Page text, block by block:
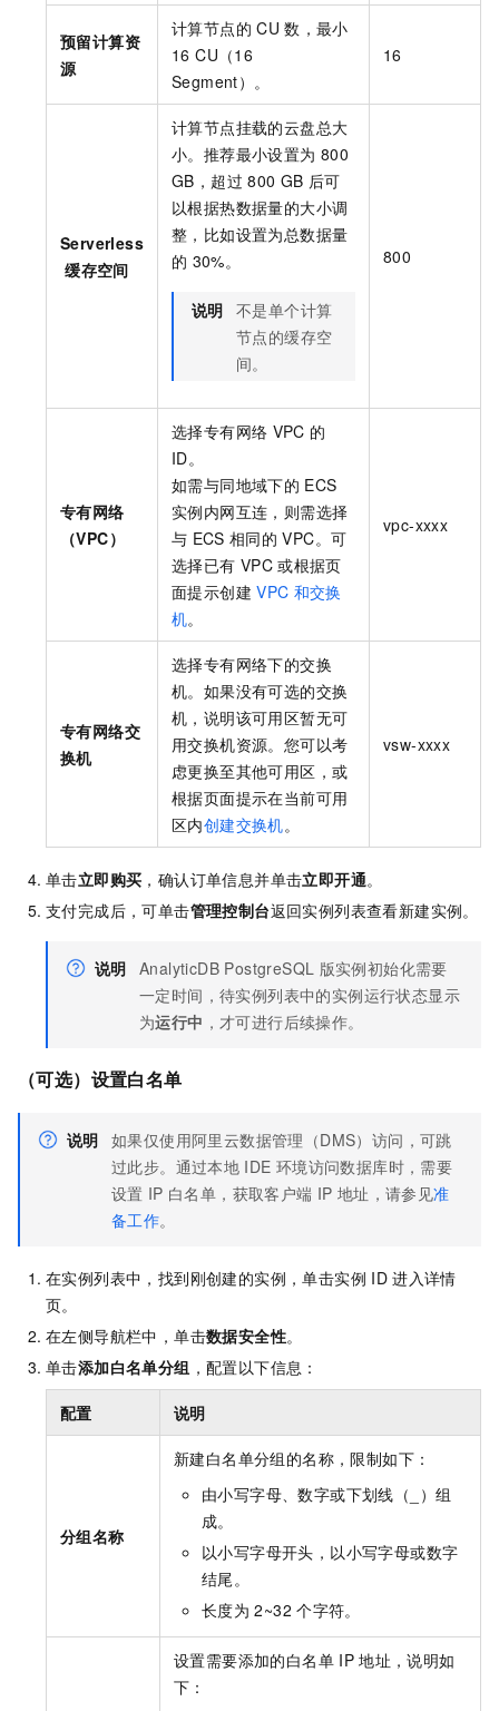
预留计算资
源
计算节点的 CU 数，最小
16 CU（16
Segment）。
16
Serverless
缓存空间
计算节点挂载的云盘总大
小。推荐最小设置为 800
GB，超过 800 GB 后可
以根据热数据量的大小调
整，比如设置为总数据量
的 30%。
说明 不是单个计算
节点的缓存空
间。
800
专有网络
（VPC）
选择专有网络 VPC 的
ID。
如需与同地域下的 ECS
实例内网互连，则需选择
与 ECS 相同的 VPC。可
选择已有 VPC 或根据页
面提示创建 VPC 和交换
机。
vpc-xxxx
专有网络交
换机
选择专有网络下的交换
机。如果没有可选的交换
机，说明该可用区暂无可
用交换机资源。您可以考
虑更换至其他可用区，或
根据页面提示在当前可用
区内创建交换机。
vsw-xxxx
单击立即购买 ，确认订单信息并单击立即开通。
支付完成后，可单击管理控制台返回实例列表查看新建实例。
说明 AnalyticDB PostgreSQL 版实例初始化需要
一定时间，待实例列表中的实例运行状态显示
为运行中 ，才可进行后续操作。
（可选）设置白名单
说明 如果仅使用阿里云数据管理（DMS）访问，可跳
过此步。通过本地 IDE 环境访问数据库时，需要
设置 IP 白名单，获取客户端 IP 地址，请参见准
备工作。
在实例列表中，找到刚创建的实例，单击实例 ID 进入详情
页。
在左侧导航栏中，单击数据安全性。
单击添加白名单分组 ，配置以下信息：
配置 说明
分组名称
新建白名单分组的名称，限制如下：
由小写字母、数字或下划线（_）组
成。
以小写字母开头，以小写字母或数字
结尾。
长度为 2~32 个字符。
设置需要添加的白名单 IP 地址，说明如
下：